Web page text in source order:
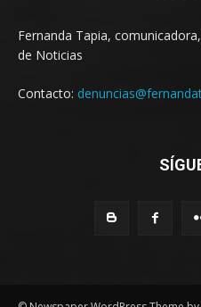
Fernanda Tapia,
de Noticias
Contacto: